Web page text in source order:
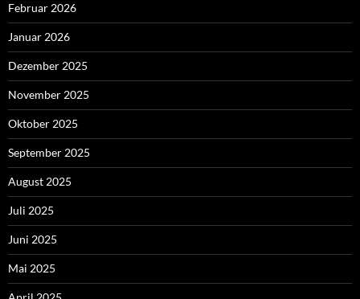
Februar 2026
Januar 2026
Dezember 2025
November 2025
Oktober 2025
September 2025
August 2025
Juli 2025
Juni 2025
Mai 2025